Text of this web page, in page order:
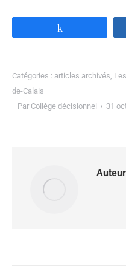
Catégories : articles archivés,
de-Calais
Par Collège décisionnel 31